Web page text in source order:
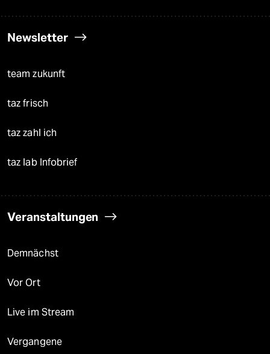
Newsletter
team zukunft
taz frisch
taz zahl ich
taz lab Infobrief
Veranstaltungen
Demnächst
Vor Ort
Live im Stream
Vergangene